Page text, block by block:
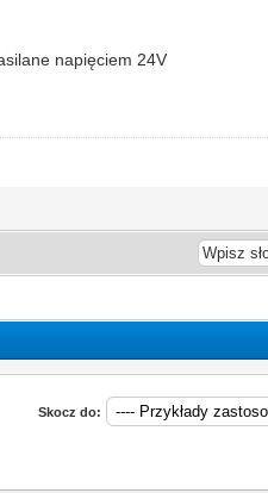
napięciem 24V
Skocz do: